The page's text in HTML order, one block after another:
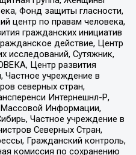
Фонд защиты гласности,
центр по правам человека,
гражданских инициатив
действие, Центр
исследований, Сутяжник,
Центр развития
Частное учреждение в
северных стран,
Интернешнл-Р,
Информации,
Частное учреждение в
Северных Стран,
Гражданский контроль,
комиссия по сохранению